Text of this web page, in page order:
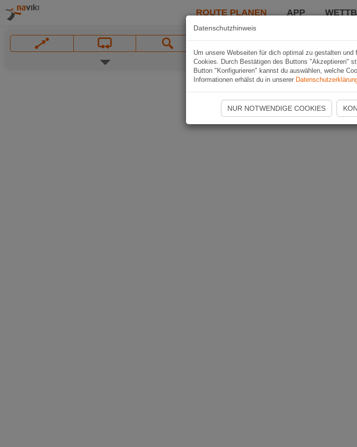
ROUTE PLANEN APP
Datenschutzhinweis
Um unsere Webseiten für dich optimal zu gestalten
Cookies. Durch Bestätigen des Buttons "Akzeptieren"
Button "Konfigurieren" kannst du auswählen, welche
Informationen erhälst du in unserer
NUR NOTWENDIGE COOKIES